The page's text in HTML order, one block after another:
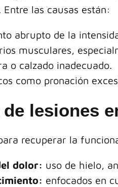
las causas están:
abrupto de la
musculares,
o calzado inadecuado.
como pronación
lesiones
recuperar la
dolor: uso de hielo,
enfocados en